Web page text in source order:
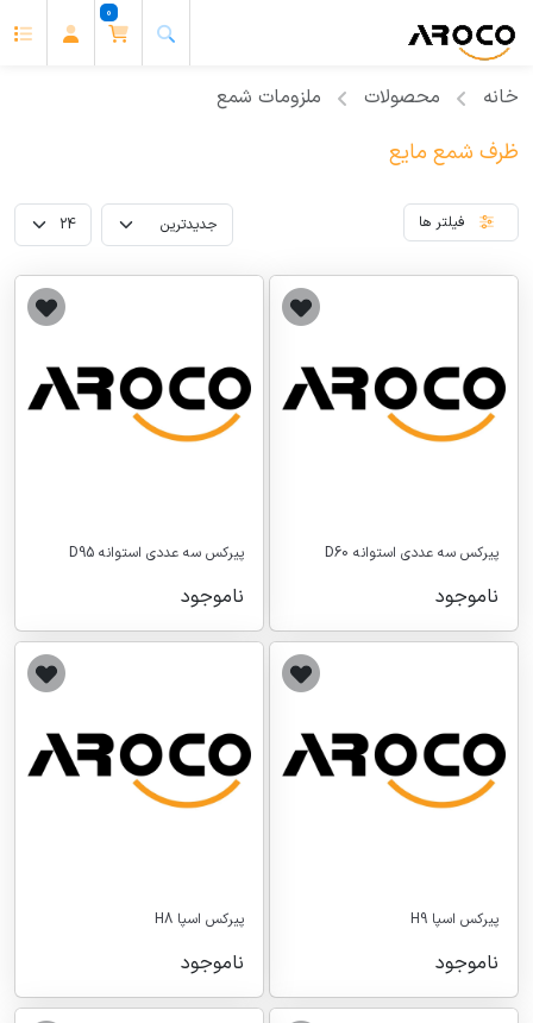
0
خانه محصولات ملزومات شمع
ظرف شمع مایع
پیرکس سه عددی استوانه D60
ناموجود
پیرکس سه عددی استوانه D95
ناموجود
پیرکس اسپا H9
ناموجود
پیرکس اسپا H8
ناموجود